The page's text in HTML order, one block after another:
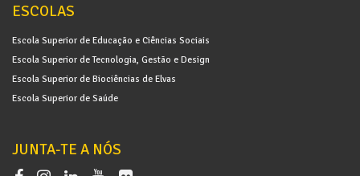
ESCOLAS
Escola Superior de Educação e Ciências Sociais
Escola Superior de Tecnologia, Gestão e Design
Escola Superior de Biociências de Elvas
Escola Superior de Saúde
JUNTA-TE A NÓS